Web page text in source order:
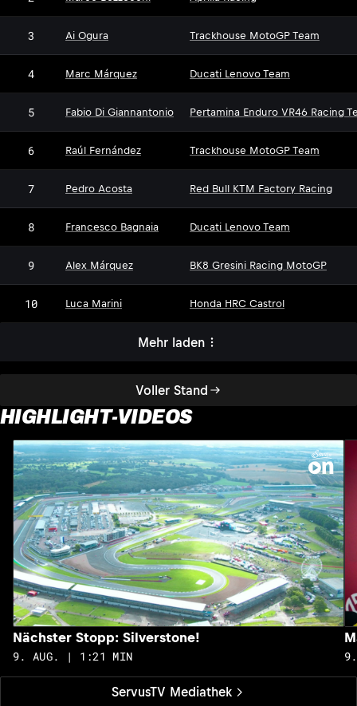
Voller Stand
3 Ai Ogura Trackhouse MotoGP Team
4 Marc Márquez Ducati Lenovo Team
5 Fabio Di Giannantonio Pertamina Enduro VR46 Racing
6 Raúl Fernández Trackhouse MotoGP Team
7 Pedro Acosta Red Bull KTM Factory Racing
8 Francesco Bagnaia Ducati Lenovo Team
9 Alex Márquez BK8 Gresini Racing MotoGP
10 Luca Marini Honda HRC Castrol
Mehr laden
HIGHLIGHT-VIDEOS
ServusTV Mediathek
Nächster Stopp: Silverstone!
9. AUG. | 1:21 MIN